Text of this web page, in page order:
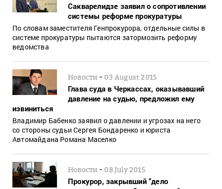
Сакварелидзе заявил о сопротивлении
системы реформе прокуратуры
По словам заместителя Генпрокурора, отдельные силы в
системе прокуратуры пытаются затормозить реформу
ведомства
Новости - 03 August 2015
Глава суда в Черкассах, оказывавший
давление на судью, предложил ему
извиниться
Владимир Бабенко заявил о давлении и угрозах на него
со стороны судьи Сергея Бондаренко и юриста
Автомайдана Романа Маселко
Новости - 08 July 2015
Прокурор, закрывший “дело